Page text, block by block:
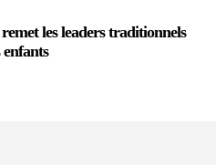
les leaders traditionnels